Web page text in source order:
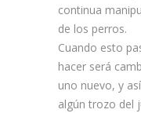
continua
de los perros.
Cuando esto
hacer será
uno nuevo, y
algún trozo del